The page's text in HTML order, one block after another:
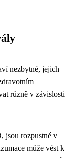
nezbytné, jejich
různě v závislosti
jsou rozpustné v
může vést k